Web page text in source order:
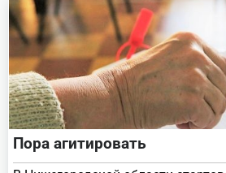
Пора агитировать